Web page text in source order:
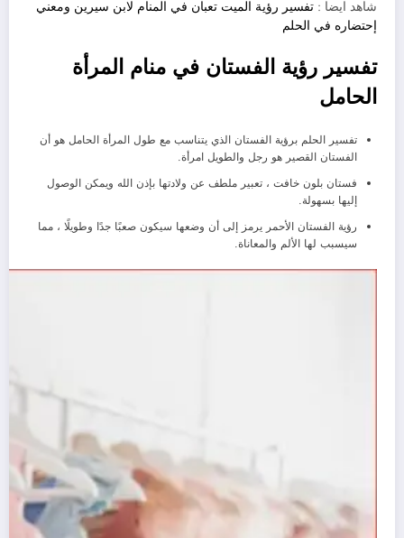
شاهد ايضا : تفسير رؤية الميت تعبان في المنام لابن سيرين ومعني
إحتضاره في الحلم
تفسير رؤية الفستان في منام المرأة
الحامل
تفسير الحلم برؤية الفستان الذي يتناسب مع طول المرأة الحامل هو أن
الفستان القصير هو رجل والطويل امرأة.
فستان بلون خافت ، تعبير ملطف عن ولادتها بإذن الله ويمكن الوصول
إليها بسهولة.
رؤية الفستان الأحمر يرمز إلى أن وضعها سيكون صعبًا جدًا وطويلًا ، مما
سيسبب لها الألم والمعاناة.